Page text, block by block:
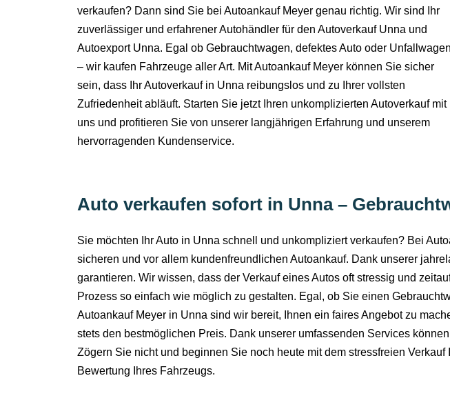
verkaufen? Dann sind Sie bei Autoankauf Meyer genau richtig. Wir sind Ihr
zuverlässiger und erfahrener Autohändler für den Autoverkauf Unna und
Autoexport Unna. Egal ob Gebrauchtwagen, defektes Auto oder Unfallwagen
– wir kaufen Fahrzeuge aller Art. Mit Autoankauf Meyer können Sie sicher
sein, dass Ihr Autoverkauf in Unna reibungslos und zu Ihrer vollsten
Zufriedenheit abläuft. Starten Sie jetzt Ihren unkomplizierten Autoverkauf mit
uns und profitieren Sie von unserer langjährigen Erfahrung und unserem
hervorragenden Kundenservice.
Auto verkaufen sofort in Unna –
Sie möchten Ihr Auto in Unna schnell und unkompliziert verkaufen? Bei
sicheren und vor allem kundenfreundlichen Autoankauf. Dank unserer
garantieren. Wir wissen, dass der Verkauf eines Autos oft stressig und
Prozess so einfach wie möglich zu gestalten. Egal, ob Sie einen
Autoankauf Meyer in Unna sind wir bereit, Ihnen ein faires Angebot zu
stets den bestmöglichen Preis. Dank unserer umfassenden Services
Zögern Sie nicht und beginnen Sie noch heute mit dem stressfreien
Bewertung Ihres Fahrzeugs.